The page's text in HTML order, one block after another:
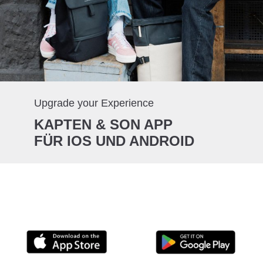
Upgrade your Experience
KAPTEN & SON APP
FÜR IOS UND ANDROID